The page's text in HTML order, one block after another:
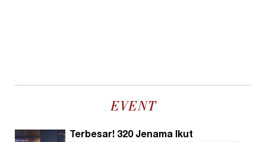
EVENT
Terbesar! 320 Jenama Ikut